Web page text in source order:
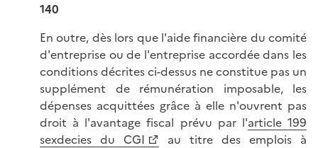
140
En outre, dès lors que l'aide financière du comité
d'entreprise ou de l'entreprise accordée dans les
conditions décrites ci-dessus ne constitue pas un
supplément de rémunération imposable, les
dépenses acquittées grâce à elle n'ouvrent pas
droit à l'avantage fiscal prévu par l'article 199
sexdecies du CGI
au titre des emplois à